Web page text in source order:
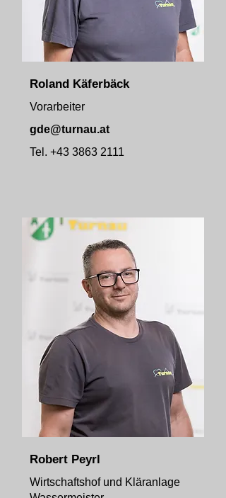
Roland Käferbäck
Vorarbeiter
gde@turnau.at
Tel. +43 3863 2111
Robert Peyrl
Wirtschaftshof und Kläranlage